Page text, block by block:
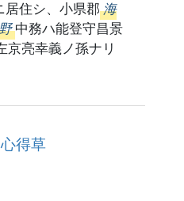
居住シ、小県郡 海
中務ハ能登守昌景
京亮幸義ノ孫ナリ
得草